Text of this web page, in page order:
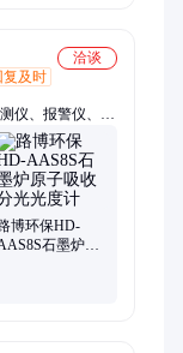
洽谈
复及时
仪、报警仪、测
器、传感器、物
器、烟度计、机
博环保HD-
石墨炉原